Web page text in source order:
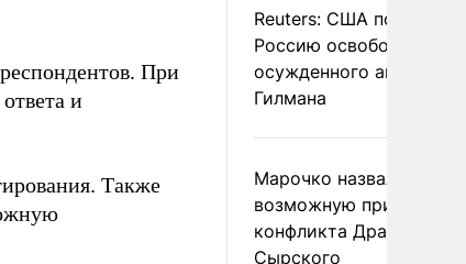
При
и
Также
Reuters: США
Россию освободить
осужденного
Гилмана
Марочко назвал
возможную причину
конфликта Драпатого и
Сырского